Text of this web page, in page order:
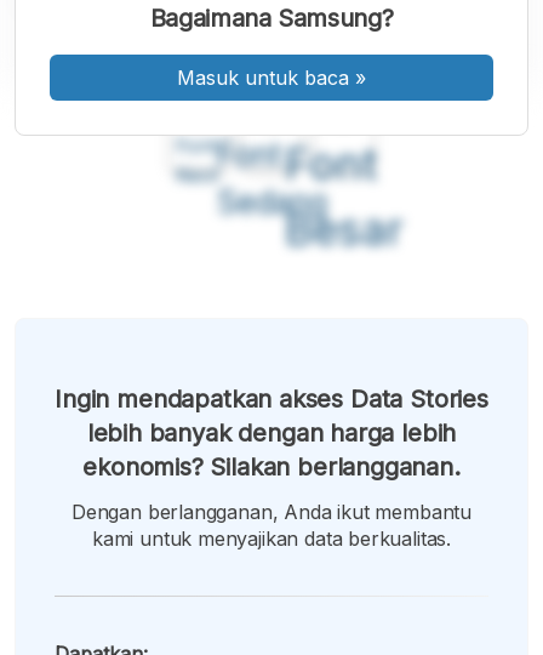
Font
Kecil
Font
Sedang
Font
Besar
Bagaimana Samsung?
Masuk untuk baca »
Ingin mendapatkan akses Data Stories
lebih banyak dengan harga lebih
ekonomis? Silakan berlangganan.
Dengan berlangganan, Anda ikut membantu
kami untuk menyajikan data berkualitas.